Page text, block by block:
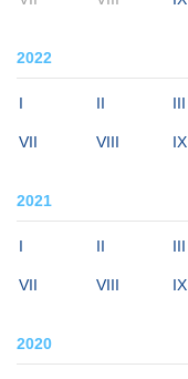
2022
I II III
VII VIII IX
2021
I II III
VII VIII IX
2020